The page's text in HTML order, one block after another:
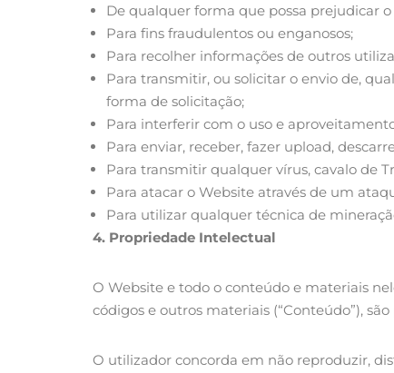
De qualquer forma que possa prejudicar
Para fins fraudulentos ou enganosos;
Para recolher informações de outros
Para transmitir, ou solicitar o envio de,
forma de solicitação;
Para interferir com o uso e
Para enviar, receber, fazer upload,
Para transmitir qualquer vírus, cavalo de
Para atacar o Website através de um
Para utilizar qualquer técnica de
4. Propriedade Intelectual
O Website e todo o conteúdo e materiais
códigos e outros materiais (“Conteúdo”),
O utilizador concorda em não reproduzir,